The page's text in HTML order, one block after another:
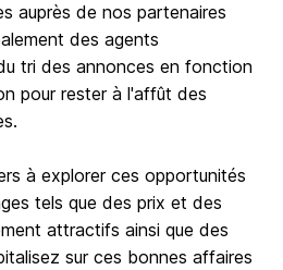
auprès de nos partenaires
des agents
tri des annonces en fonction
pour rester à l'affût des
à explorer ces opportunités
tels que des prix et des
attractifs ainsi que des
sur ces bonnes affaires